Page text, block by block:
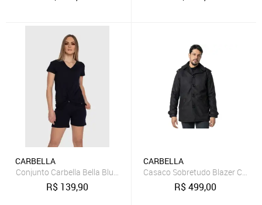
CARBELLA
Conjunto Carbella Bella Blusa e Shorts Viscolycra Lisa Detalhe Nó
R$ 139,90
CARBELLA
Casaco Sobretudo Blazer
R$499,00